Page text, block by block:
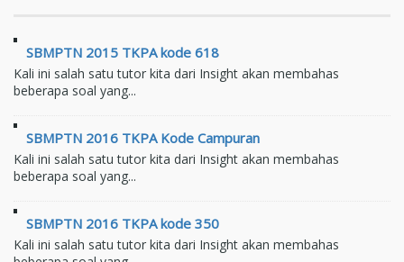
SBMPTN 2015 TKPA kode 618
Kali ini salah satu tutor kita dari Insight akan membahas
beberapa soal yang...
SBMPTN 2016 TKPA Kode Campuran
Kali ini salah satu tutor kita dari Insight akan membahas
beberapa soal yang...
SBMPTN 2016 TKPA kode 350
Kali ini salah satu tutor kita dari Insight akan membahas